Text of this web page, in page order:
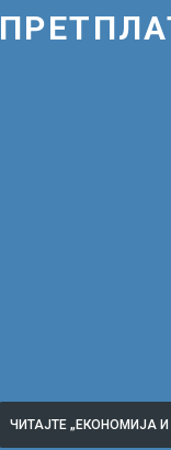
снимки
ЧИТАЈТЕ „ЕКОНОМИЈА И